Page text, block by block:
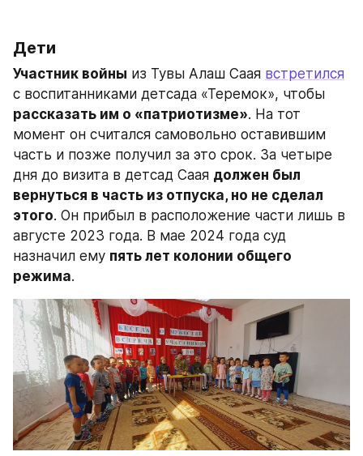
Дети
Участник войны из Тувы Алаш Саая встретился
рассказать им о «патриотизме». На тот
момент он считался самовольно оставившим
часть и позже получил за это срок. За четыре
дня до визита в детсад Саая должен был
вернуться в часть из отпуска, но не сделал
этого. Он прибыл в расположение части лишь в
августе 2023 года. В мае 2024 года суд
назначил ему пять лет колонии общего
режима.